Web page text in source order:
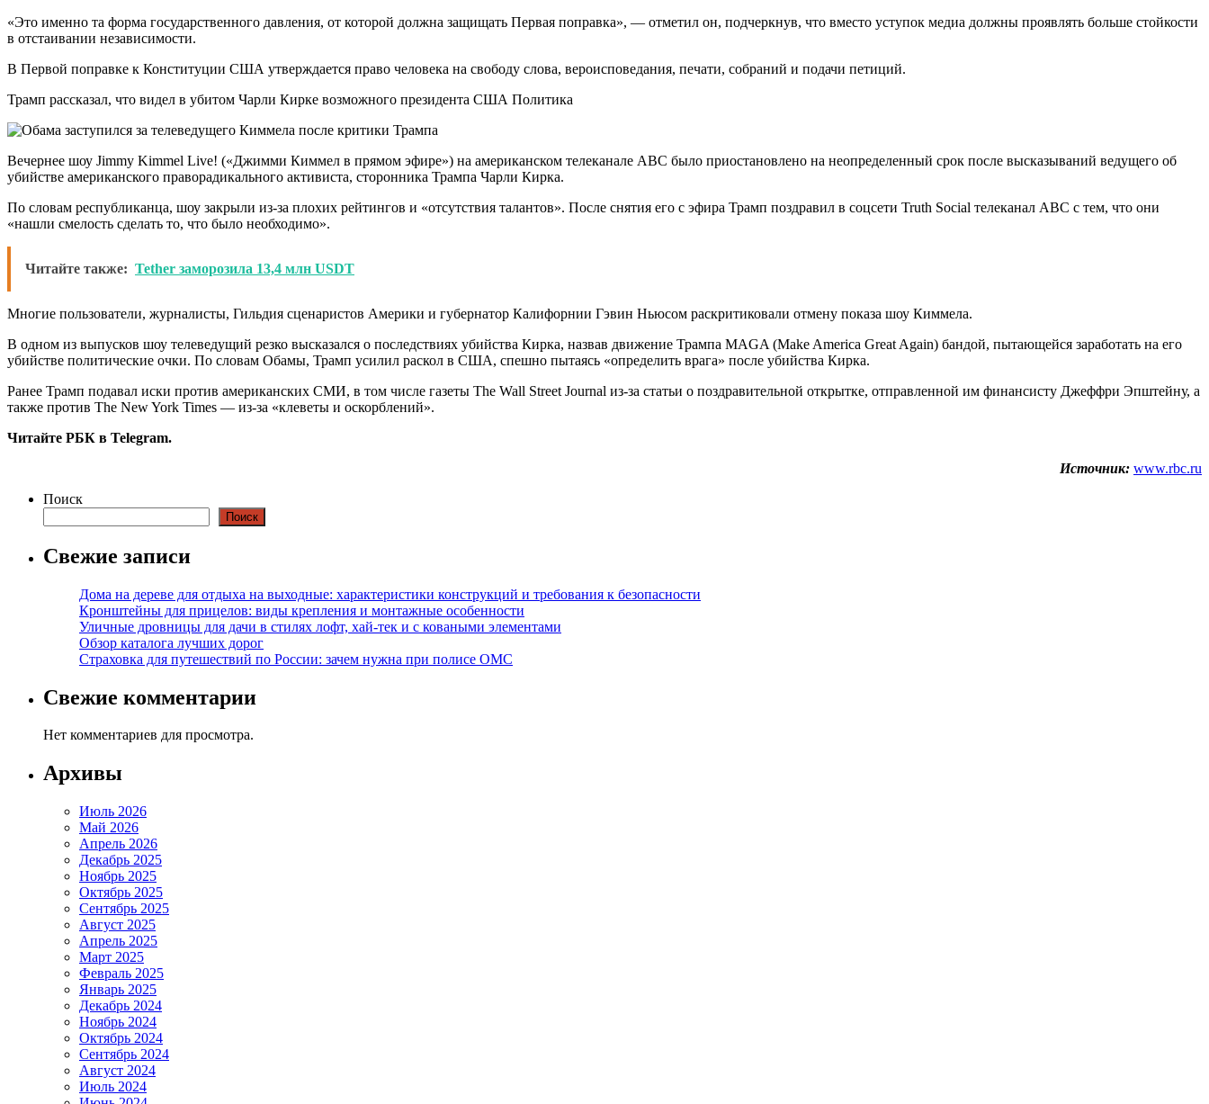
«Это именно та форма государственного давления, от которой должна защищать Первая поправка», — отметил он, подчеркнув, что вместо уступок медиа должны проявлять больше стойкости
в отстаивании независимости.
В Первой поправке к Конституции США утверждается право человека на свободу слова, вероисповедания, печати, собраний и подачи петиций.
Трамп рассказал, что видел в убитом Чарли Кирке возможного президента США Политика
Вечернее шоу Jimmy Kimmel Live! («Джимми Киммел в прямом эфире») на американском телеканале ABC было приостановлено на неопределенный срок после высказываний ведущего об
убийстве американского праворадикального активиста, сторонника Трампа Чарли Кирка.
По словам республиканца, шоу закрыли из-за плохих рейтингов и «отсутствия талантов». После снятия его с эфира Трамп поздравил в соцсети Truth Social телеканал ABC с тем, что они
«нашли смелость сделать то, что было необходимо».
Читайте также: Tether заморозила 13,4 млн USDT
Многие пользователи, журналисты, Гильдия сценаристов Америки и губернатор Калифорнии Гэвин Ньюсом раскритиковали отмену показа шоу Киммела.
В одном из выпусков шоу телеведущий резко высказался о последствиях убийства Кирка, назвав движение Трампа MAGA (Make America Great Again) бандой, пытающейся заработать на его
убийстве политические очки. По словам Обамы, Трамп усилил раскол в США, спешно пытаясь «определить врага» после убийства Кирка.
Ранее Трамп подавал иски против американских СМИ, в том числе газеты The Wall Street Journal из-за статьи о поздравительной открытке, отправленной им финансисту Джеффри Эпштейну, а
также против The New York Times — из-за «клеветы и оскорблений».
Читайте РБК в Telegram.
Источник: www.rbc.ru
Поиск
Поиск
Свежие записи
Дома на дереве для отдыха на выходные: характеристики конструкций и требования к безопасности
Кронштейны для прицелов: виды крепления и монтажные особенности
Уличные дровницы для дачи в стилях лофт, хай-тек и с коваными элементами
Обзор каталога лучших дорог
Страховка для путешествий по России: зачем нужна при полисе ОМС
Свежие комментарии
Нет комментариев для просмотра.
Архивы
Июль 2026
Май 2026
Апрель 2026
Декабрь 2025
Ноябрь 2025
Октябрь 2025
Сентябрь 2025
Август 2025
Апрель 2025
Март 2025
Февраль 2025
Январь 2025
Декабрь 2024
Ноябрь 2024
Октябрь 2024
Сентябрь 2024
Август 2024
Июль 2024